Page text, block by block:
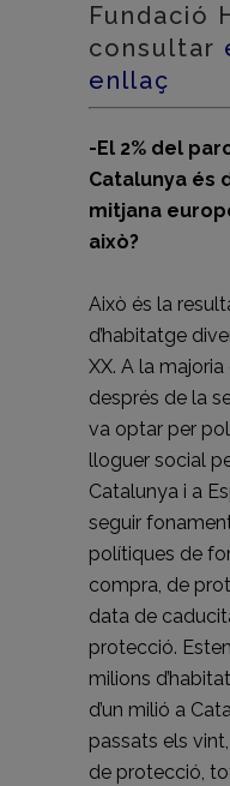
Fundació
consultar
enllaç
-El 2% del
Catalunya és
mitjana
això?
Això és la
d’habitatge
XX. A la
després de la
va optar per
lloguer social
Catalunya i a
seguir
polítiques de
compra, de
data de
protecció.
milions
d’un milió a
passats els
de protecció,